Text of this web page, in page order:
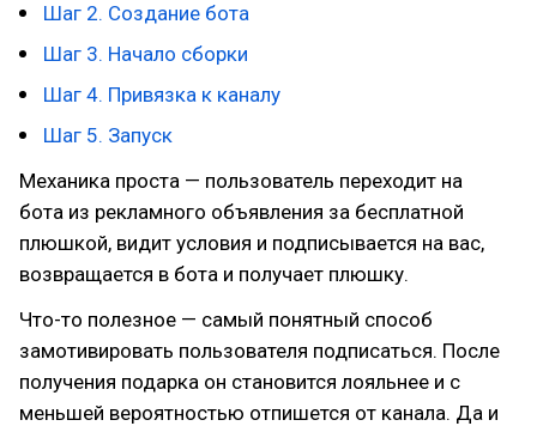
Шаг 2. Создание бота
Шаг 3. Начало сборки
Шаг 4. Привязка к каналу
Шаг 5. Запуск
Механика проста — пользователь переходит на
бота из рекламного объявления за бесплатной
плюшкой, видит условия и подписывается на вас,
возвращается в бота и получает плюшку.
Что-то полезное — самый понятный способ
замотивировать пользователя подписаться. После
получения подарка он становится лояльнее и с
меньшей вероятностью отпишется от канала. Да и